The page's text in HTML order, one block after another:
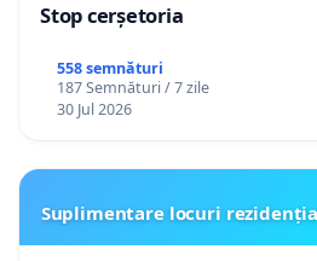
Stop cerșetoria
558 semnături
187 Semnături / 7 zile
30 Jul 2026
Suplimentare locuri